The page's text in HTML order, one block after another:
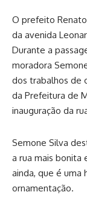
O prefeito Renato
da avenida
Durante a
moradora
dos trabalhos de
da Prefeitura de
inauguração da
Semone Silva
a rua mais bonita
ainda, que é uma
ornamentação.